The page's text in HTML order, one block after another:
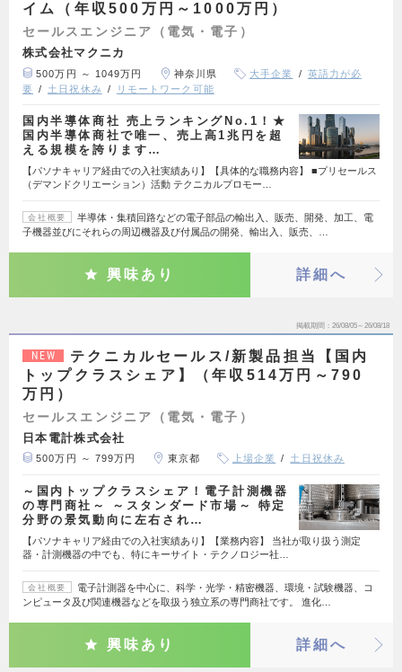
イム（年収500万円～1000万円）
セールスエンジニア（電気・電子）
株式会社マクニカ
500万円 ～ 1049万円 神奈川県 大手企業
英語力が必
要
土日祝休み リモートワーク可能
国内半導体商社 売上ランキングNo.1！★
国内半導体商社で唯一、売上高1兆円を超
える規模を誇ります…
【パソナキャリア経由での入社実績あり】【具体的な職務内容】 ■プリセールス
（デマンドクリエーション）活動 テクニカルプロモー…
会社概要
半導体・集積回路などの電子部品の輸出入、販売、開発、加工、電
子機器並びにそれらの周辺機器及び付属品の開発、輸出入、販売、…
興味あり 詳細へ
掲載期間 26/08/05～26/08/18
NEW
テクニカルセールス/新製品担当【国内
トップクラスシェア】（年収514万円～790
万円）
セールスエンジニア（電気・電子）
日本電計株式会社
500万円 ～ 799万円 東京都 上場企業 土日祝休み
～国内トップクラスシェア！電子計測機器
の専門商社～ ～スタンダード市場～ 特定
分野の景気動向に左右され…
【パソナキャリア経由での入社実績あり】【業務内容】 当社が取り扱う測定
器・計測機器の中でも、特にキーサイト・テクノロジー社…
会社概要
電子計測器を中心に、科学・光学・精密機器、環境・試験機器、コ
ンピュータ及び関連機器などを取扱う独立系の専門商社です。 進化…
興味あり 詳細へ